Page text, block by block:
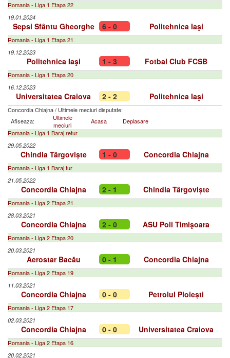
Romania - Liga 1 Etapa 22
19.01.2024
Sepsi Sfântu Gheorghe 6 - 0 Politehnica Iaşi
Romania - Liga 1 Etapa 21
19.12.2023
Politehnica Iaşi 1 - 3 Fotbal Club FCSB
Romania - Liga 1 Etapa 20
16.12.2023
Universitatea Craiova 2 - 2 Politehnica Iaşi
Concordia Chiajna/ Ultimele meciuri disputate:
Afiseaza:
Ultimele
meciuri
Acasa
Deplasare
Romania - Liga 1 Baraj retur
29.05.2022
Chindia Târgoviște 1 - 0 Concordia Chiajna
Romania - Liga 1 Baraj tur
21.05.2022
Concordia Chiajna 2 - 1 Chindia Târgoviște
Romania - Liga 2 Etapa 21
28.03.2021
Concordia Chiajna 2 - 0 ASU Poli Timişoara
Romania - Liga 2 Etapa 20
20.03.2021
Aerostar Bacău 0 - 1 Concordia Chiajna
Romania - Liga 2 Etapa 19
11.03.2021
Concordia Chiajna 0 - 0 Petrolul Ploiești
Romania - Liga 2 Etapa 17
02.03.2021
Concordia Chiajna 0 - 0 Universitatea Craiova
Romania - Liga 2 Etapa 16
20.02.2021